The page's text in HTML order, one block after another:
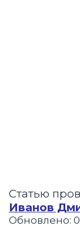
Статью
Иванов
Обновлено: